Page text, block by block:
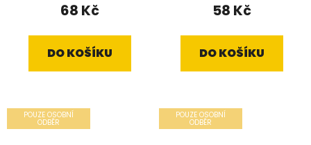
68 Kč
DO KOŠÍKU
58 Kč
DO KOŠÍKU
POUZE OSOBNÍ
ODBĚR
POUZE OSOBNÍ
ODBĚR